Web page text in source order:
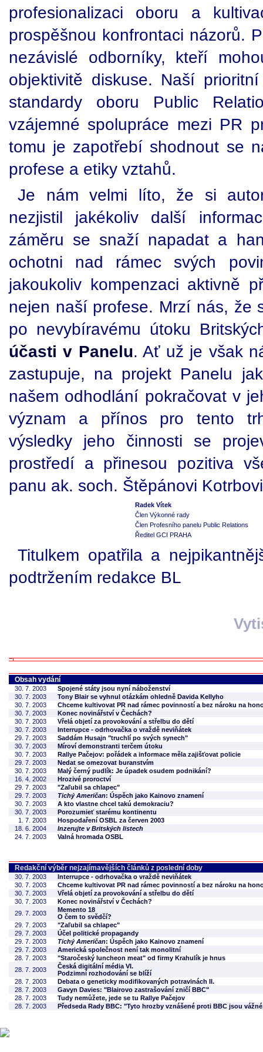
profesionalizaci oboru a
prospěšnou konfrontaci názorů.
nezávislé odborníky, kteří
objektivitě diskuse. Naší
standardy oboru Public
vzájemné spolupráce mezi PR
tomu je zapotřebí shodnout se
profese a etiky vztahů.
Je nám velmi líto, že si
nezjistil jakékoliv další
záměru se snaží napadat a
ochotni nad rámec svých
jakoukoliv kompenzaci aktivně
nejen naší profese. Mrzí nás, že
po nevybíravému útoku
účasti v Panelu. Ať už je však
zastupuje, na projekt Panelu
našem odhodlání pokračovat v
význam a přínos pro tento
výsledky jeho činnosti se
prostředí a přinesou pozitiva
panu ak. soch. Štěpánovi
Radek Vítek
Člen Výkonné rady
Člen Profesního panelu Public Relations
Ředitel GCI PRAHA
Titulkem opatřila a
podtržením redakce BL
Obsah vydání
30. 7. 2003
Spojené státy jsou nyní náboženství
30. 7. 2003
Tony Blair se vyhnul otázkám ohledně Davida Kellyho
30. 7. 2003
Chceme kultivovat PR nad rámec povinností a bez nároku na
30. 7. 2003
Konec novinářství v Čechách?
30. 7. 2003
Vřelá objetí za provokování a střelbu do dětí
30. 7. 2003
Interrupce - odrhovačka o vraždě neviňátek
29. 7. 2003
Saddám Husajn "truchlí po svých synech"
30. 7. 2003
Míroví demonstranti terčem útoku
30. 7. 2003
Rallye Pačejov: pořádek a informace měla zajišťovat policie
29. 7. 2003
Nedat se omezovat buranstvím
30. 7. 2003
Malý černý pudlík: Je úpadek osudem podnikání?
16. 4. 2002
Hrozivé proroctví
29. 7. 2003
"Zaľubil sa chlapec"
29. 7. 2003
Tichý Američan: Úspěch jako Kainovo znamení
30. 7. 2003
A kto vlastne chcel takú demokraciu?
30. 7. 2003
Porozumieť starému kontinentu
1. 7. 2003
Hospodaření OSBL za červen 2003
18. 6. 2004
Inzerujte v Britských listech
24. 7. 2003
Valná hromada OSBL
Redakční výběr nejzajímavějších článků z poslední doby
30. 7. 2003
Interrupce - odrhovačka o vraždě neviňátek
30. 7. 2003
Chceme kultivovat PR nad rámec povinností a bez nároku na
30. 7. 2003
Vřelá objetí za provokování a střelbu do dětí
30. 7. 2003
Konec novinářství v Čechách?
29. 7. 2003
Memento 18
O čem to svědčí?
29. 7. 2003
"Zaľubil sa chlapec"
29. 7. 2003
Účel politické propagandy
29. 7. 2003
Tichý Američan: Úspěch jako Kainovo znamení
29. 7. 2003
Americká společnost není tak monolitní
28. 7. 2003
"Staročeský luncheon meat" od firmy Krahulík je hnus
28. 7. 2003
Česká digitální média VI.
Podzimní rozhodování se blíží
28. 7. 2003
Debata o geneticky modifikovaných potravinách II.
28. 7. 2003
Gavyn Davies: "Blairovo zastrašování zničí BBC"
28. 7. 2003
Tudy nemůžete, jede se tu Rallye Pačejov
28. 7. 2003
Předseda Rady BBC: "Tyto hrozby vznášené proti BBC jsou